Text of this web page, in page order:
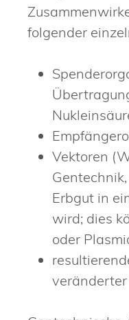
folgender
Vektoren
Erbgut in
wird; dies
oder
veränderter